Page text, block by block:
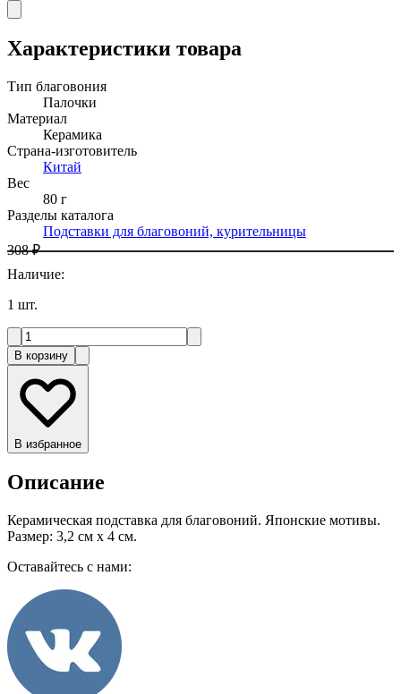
Характеристики товара
Тип благовония
Палочки
Материал
Керамика
Страна-изготовитель
Китай
Вес
80 г
Разделы каталога
Подставки для благовоний, курительницы
308 ₽
Наличие:
1 шт.
В корзину
В избранное
Описание
Керамическая подставка для благовоний. Японские мотивы.
Размер: 3,2 см x 4 см.
Оставайтесь с нами: